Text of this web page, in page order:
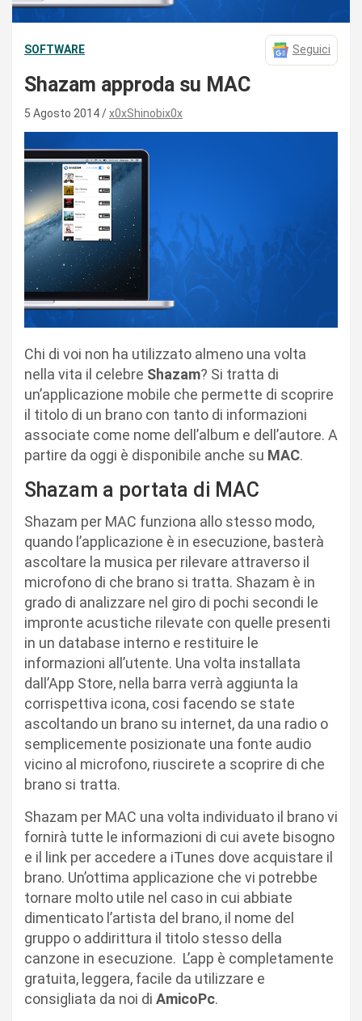
SOFTWARE Seguici
Shazam approda su MAC
5 Agosto 2014 x0xShinobix0x
Chi di voi non ha utilizzato almeno una volta
nella vita il celebre Shazam? Si tratta di
un’applicazione mobile che permette di scoprire
il titolo di un brano con tanto di informazioni
associate come nome dell’album e dell’autore. A
partire da oggi è disponibile anche su MAC.
Shazam a portata di MAC
Shazam per MAC funziona allo stesso modo,
quando l’applicazione è in esecuzione, basterà
ascoltare la musica per rilevare attraverso il
microfono di che brano si tratta. Shazam è in
grado di analizzare nel giro di pochi secondi le
impronte acustiche rilevate con quelle presenti
in un database interno e restituire le
informazioni all’utente. Una volta installata
dall’App Store, nella barra verrà aggiunta la
corrispettiva icona, cosi facendo se state
ascoltando un brano su internet, da una radio o
semplicemente posizionate una fonte audio
vicino al microfono, riuscirete a scoprire di che
brano si tratta.
Shazam per MAC una volta individuato il brano vi
fornirà tutte le informazioni di cui avete bisogno
e il link per accedere a iTunes dove acquistare il
brano. Un’ottima applicazione che vi potrebbe
tornare molto utile nel caso in cui abbiate
dimenticato l’artista del brano, il nome del
gruppo o addirittura il titolo stesso della
canzone in esecuzione. L’app è completamente
gratuita, leggera, facile da utilizzare e
consigliata da noi di AmicoPc.